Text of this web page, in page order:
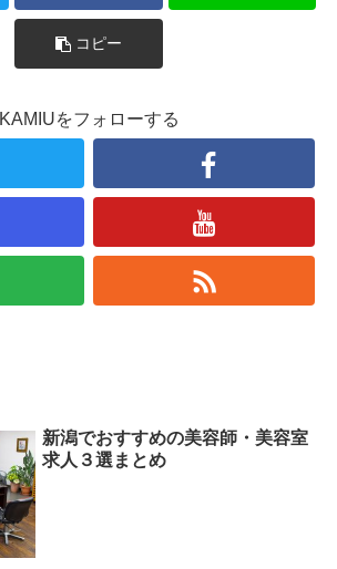
コピー
KAMIUをフォローする
新潟でおすすめの美容師・美容室
求人３選まとめ